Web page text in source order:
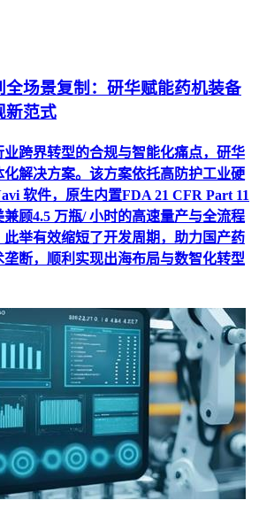
全场景复制：研华赋能药机装备
新范式
跨界转型的合规与智能化痛点，研华
解决方案。该方案依托高防护工业硬
软件，原生内置FDA 21 CFR Part 11
顾4.5 万瓶/ 小时的高速量产与全流程
举有效缩短了开发周期，助力国产药
断，顺利实现出海布局与数智化转型